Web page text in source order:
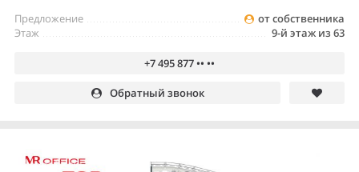
от собственника
Предложение
9-й этаж из 63
Этаж
+7 495 877 •• ••
Обратный звонок